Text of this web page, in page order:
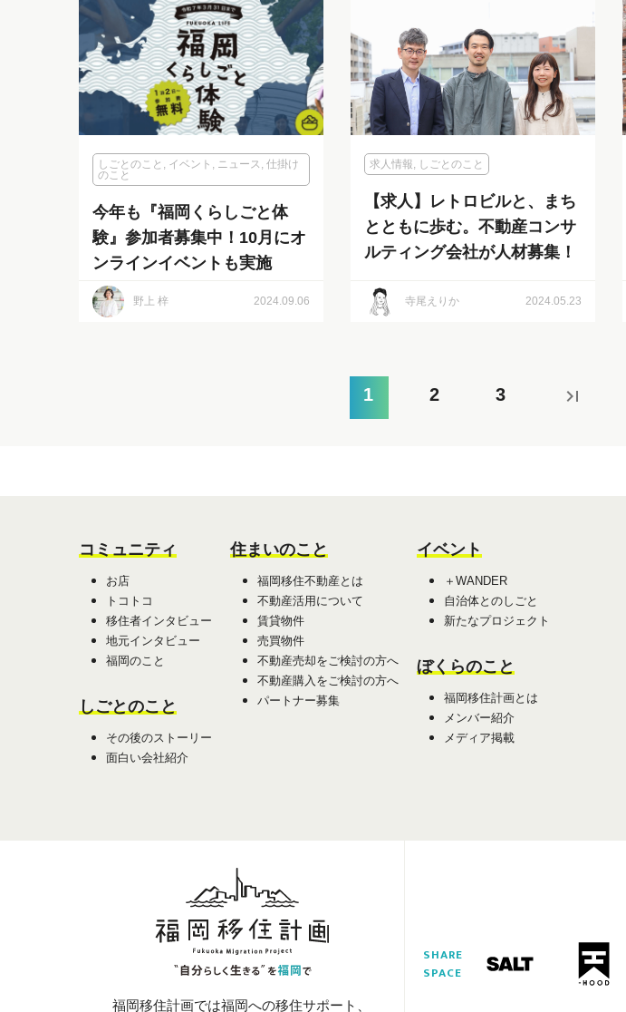
しごとのこと , イベント , ニュース , 仕掛け
のこと
今年も『福岡くらしごと体
験』参加者募集中！10月にオ
ンラインイベントも実施
野上 梓 2024.09.06
求人情報, しごとのこと
【求人】レトロビルと、まち
とともに歩む。不動産コンサ
ルティング会社が人材募集！
寺尾えりか 2024.05.23
1 2 3 last_page
コミュニティ
お店
トコトコ
移住者インタビュー
地元インタビュー
福岡のこと
しごとのこと
その後のストーリー
面白い会社紹介
住まいのこと
福岡移住不動産とは
不動産活用について
賃貸物件
売買物件
不動産売却をご検討の方へ
不動産購入をご検討の方へ
パートナー募集
イベント
＋WANDER
自治体とのしごと
新たなプロジェクト
ぼくらのこと
福岡移住計画とは
メンバー紹介
メディア掲載
福岡移住計画では福岡への移住サポート、
SHARE
SPACE